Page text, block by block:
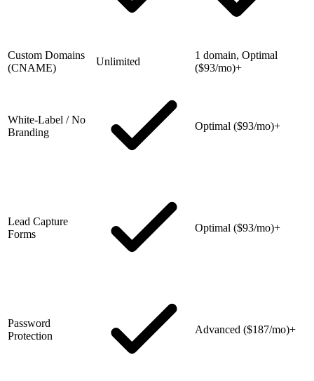
Custom Domains
(CNAME)
Unlimited
1 domain, Optimal
($93/mo)+
White-Label / No
Branding
Optimal ($93/mo)+
Lead Capture
Forms
Optimal ($93/mo)+
Password
Protection
Advanced ($187/mo)+